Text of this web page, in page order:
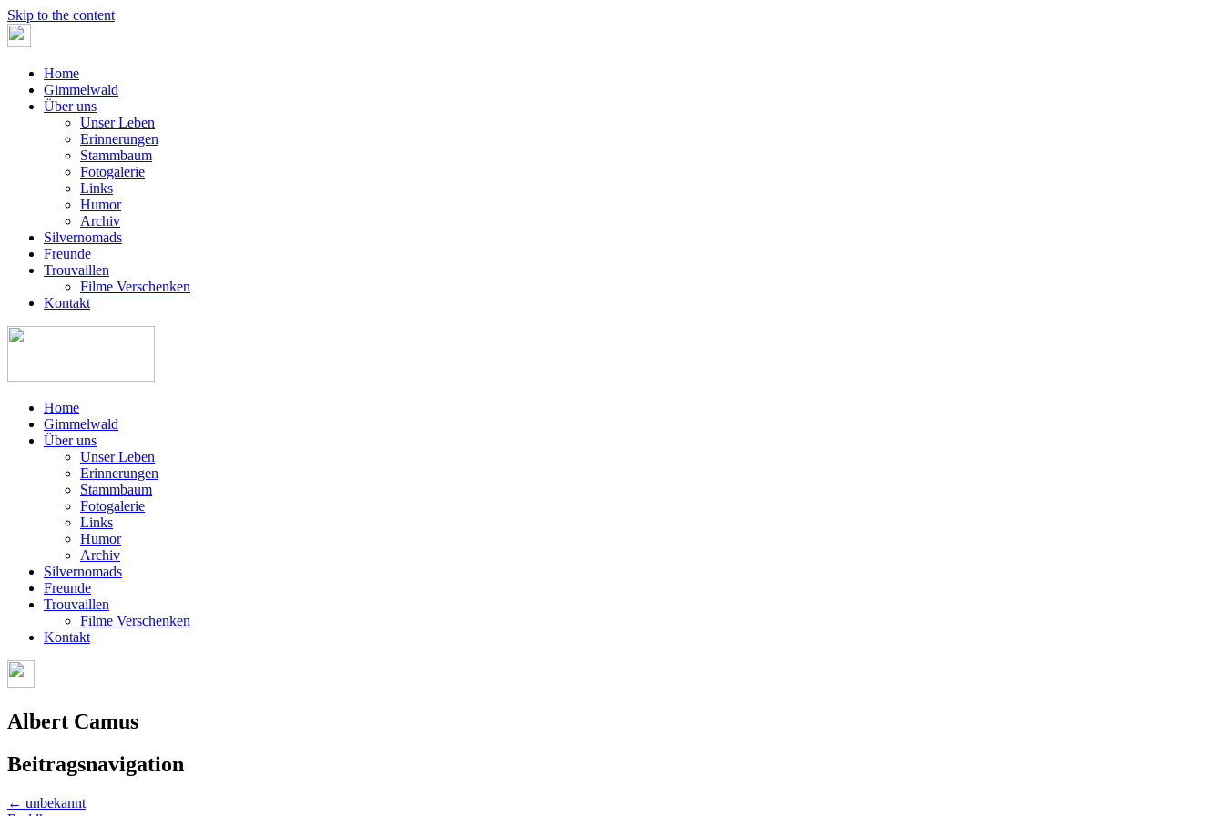
Skip to the content
Home
Gimmelwald
Über uns
Unser Leben
Erinnerungen
Stammbaum
Fotogalerie
Links
Humor
Archiv
Silvernomads
Freunde
Trouvaillen
Filme Verschenken
Kontakt
Home
Gimmelwald
Über uns
Unser Leben
Erinnerungen
Stammbaum
Fotogalerie
Links
Humor
Archiv
Silvernomads
Freunde
Trouvaillen
Filme Verschenken
Kontakt
Albert Camus
Beitragsnavigation
← unbekannt